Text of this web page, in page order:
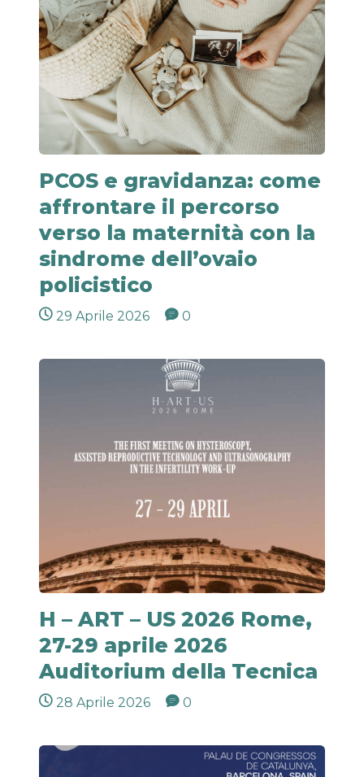
PCOS e gravidanza: come
affrontare il percorso
verso la maternità con la
sindrome dell’ovaio
policistico
29 Aprile 2026 0
H – ART – US 2026 Rome,
27-29 aprile 2026
Auditorium della Tecnica
28 Aprile 2026 0